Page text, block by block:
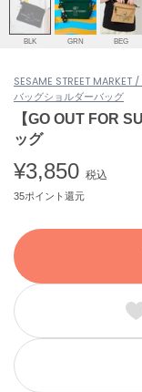
ェア (121)
(124)
ánuans
アニュアンス
アンヌーク
ASICS
アシックス
Ballelite
バンドリヤー
Barbour
バブアー
Beyond Closet
ビヨンドクローゼット
BLK GRN BEG
SESAME STREET
バッグショルダーバッグ
【GO OUT FOR
ッグ
¥3,850 税込
35ポイント還元